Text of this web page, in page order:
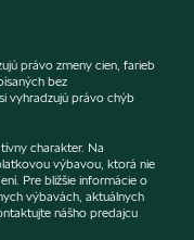
právo zmeny cien, farieb
bez
vyhradzujú právo chýb
charakter. Na
výbavou, ktorá nie
Pre bližšie informácie o
výbavách, aktuálnych
nášho predajcu